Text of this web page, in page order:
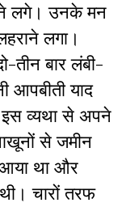
लगे। उनके मन
लगा।
तीन बार लंबी-
आपबीती याद
व्यथा से अपने
से जमीन
था और
चारों तरफ